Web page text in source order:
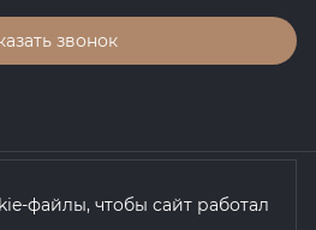
звонок
персональных данных
файлы, чтобы сайт работал